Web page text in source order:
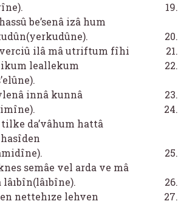
be’senâ izâ hum
ilâ mâ utriftum fîhi
leallekum
innâ kunnâ
da’vâhum hattâ
semâe vel arda ve mâ
nettehıze lehven